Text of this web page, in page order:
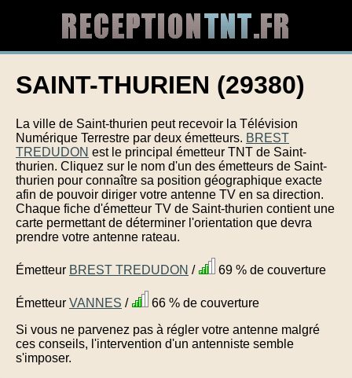
SAINT-THURIEN (29380)
La ville de Saint-thurien peut recevoir la Télévision
Numérique Terrestre par deux émetteurs. BREST
TREDUDON est le principal émetteur TNT de Saint-
thurien. Cliquez sur le nom d'un des émetteurs de Saint-
thurien pour connaître sa position géographique exacte
afin de pouvoir diriger votre antenne TV en sa direction.
Chaque fiche d'émetteur TV de Saint-thurien contient une
carte permettant de déterminer l'orientation que devra
prendre votre antenne rateau.
Émetteur BREST TREDUDON / 69 % de couverture
Émetteur VANNES /
66 % de couverture
Si vous ne parvenez pas à régler votre antenne malgré
ces conseils, l'intervention d'un antenniste semble
s'imposer.